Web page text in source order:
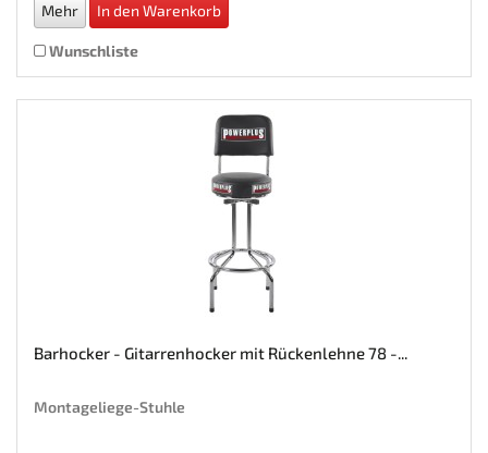
Mehr In den Warenkorb
Wunschliste
Barhocker - Gitarrenhocker mit Rückenlehne 78 -...
Montageliege-Stuhle